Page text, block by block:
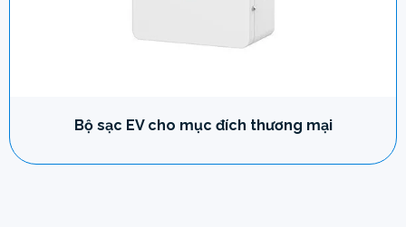
Bộ sạc EV cho mục đích thương mại